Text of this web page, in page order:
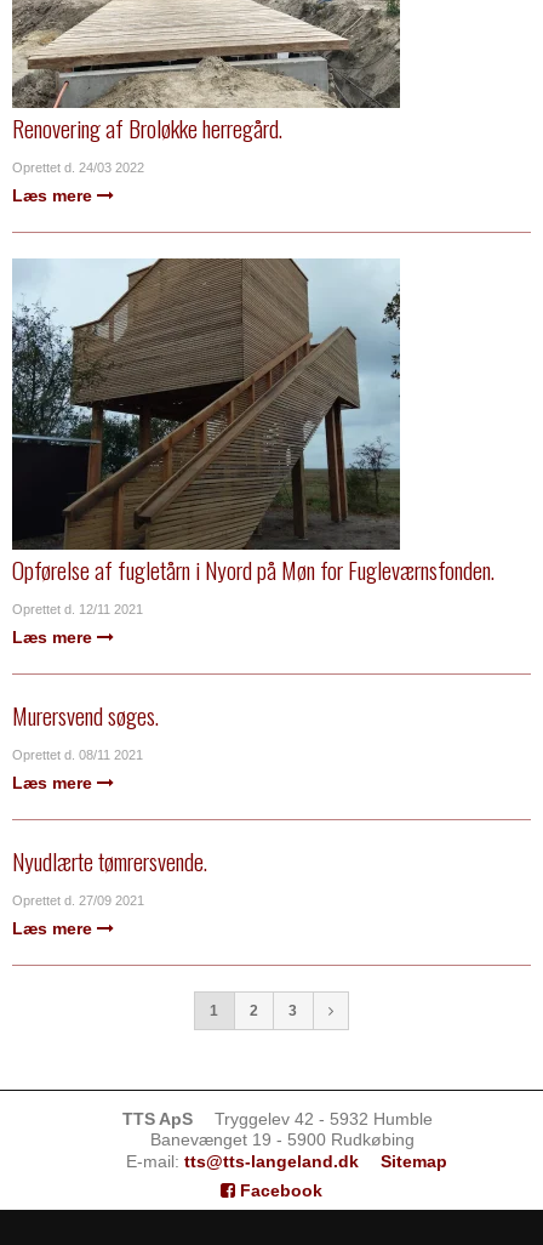
Renovering af Broløkke herregård.
Oprettet d. 24/03 2022
Læs mere
Opførelse af fugletårn i Nyord på Møn for Fugleværnsfonden.
Oprettet d. 12/11 2021
Læs mere
Murersvend søges.
Oprettet d. 08/11 2021
Læs mere
Nyudlærte tømrersvende.
Oprettet d. 27/09 2021
Læs mere
1 2 3
TTS ApS
Tryggelev 42 - 5932 Humble
Banevænget 19 - 5900 Rudkøbing
E-mail: tts@tts-langeland.dk
Sitemap
Facebook